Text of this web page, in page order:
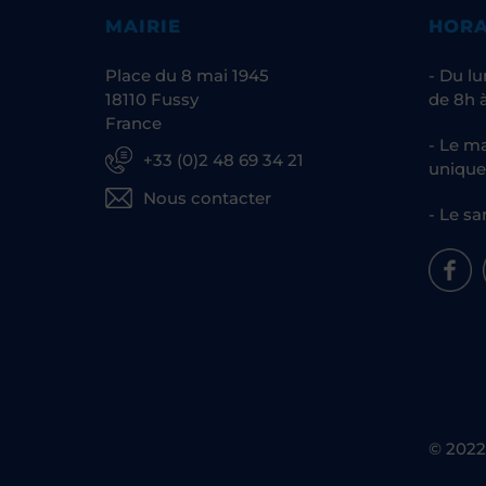
MAIRIE
Place du 8 mai 1945
18110 Fussy
France
+33 (0)2 48 69 34 21
Nous contacter
- Du
de 8h
- Le
- Le
©